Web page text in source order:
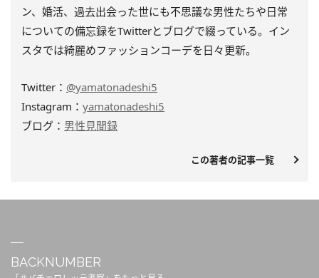
ン、婚活、過去出会った世にも不思議な男性たちや日常
についての備忘録をTwitterとブログで綴っている。イン
スタでは綺麗めファッションコーデを日々更新。
Twitter： @yamatonadeshi5
Instagram： yamatonadeshi5
ブログ： 男性見聞録
この著者の記事一覧
BACKNUMBER